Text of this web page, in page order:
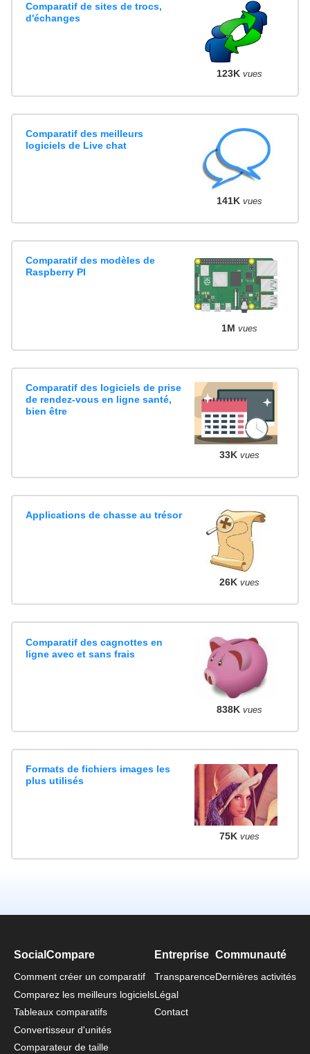
Comparatif de sites de trocs,
d'échanges
123K vues
Comparatif des meilleurs
logiciels de Live chat
141K vues
Comparatif des modèles de
Raspberry PI
1M vues
Comparatif des logiciels de prise
de rendez-vous en ligne santé,
bien être
33K vues
Applications de chasse au trésor
26K vues
Comparatif des cagnottes en
ligne avec et sans frais
838K vues
Formats de fichiers images les
plus utilisés
75K vues
SocialCompare
Comment créer un comparatif
Comparez les meilleurs logiciels
Tableaux comparatifs
Convertisseur d'unités
Comparateur de taille
Entreprise
Transparence
Légal
Contact
Communauté
Dernières activités